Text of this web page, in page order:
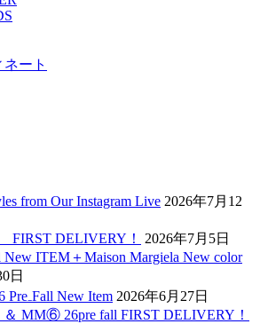
ート
from Our Instagram Live 2026年7月12
DELIVERY！
2026年7月5日
ITEM＋Maison Margiela New color
日
New Item 2026年6月27日
＆ MM⑥ 26pre fall FIRST DELIVERY！